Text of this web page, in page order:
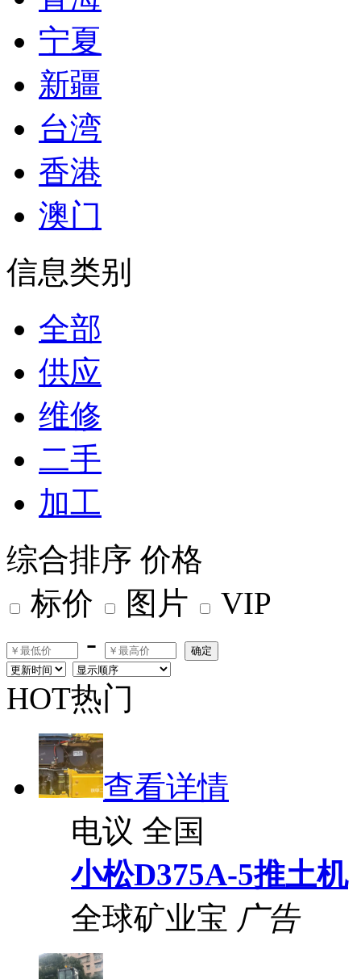
宁夏
新疆
台湾
香港
澳门
信息类别
全部
供应
维修
二手
加工
综合排序 价格
标价
图片
VIP
-
确定
HOT热门
查看详情
电议 全国
小松D375A-5推土机
全球矿业宝 广告